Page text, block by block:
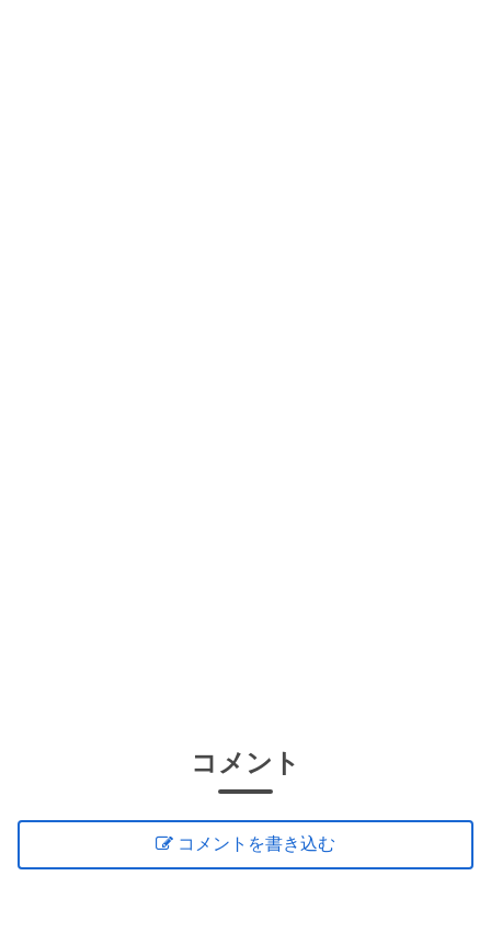
コメント
コメントを書き込む